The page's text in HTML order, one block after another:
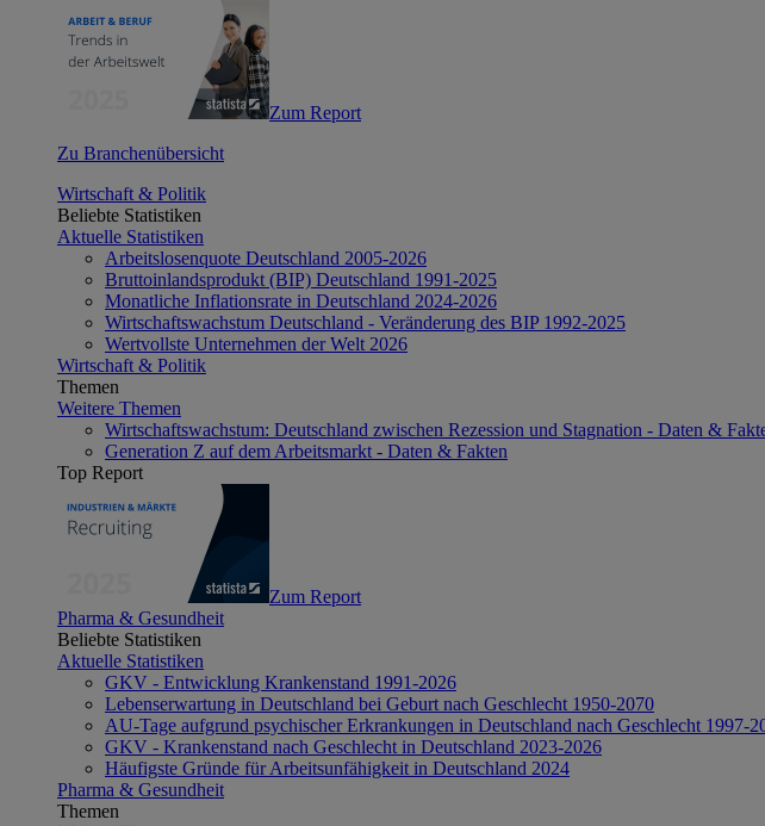
Zum Report
Zu Branchenübersicht
Wirtschaft & Politik
Beliebte Statistiken
Aktuelle Statistiken
Arbeitslosenquote Deutschland 2005-2026
Bruttoinlandsprodukt (BIP) Deutschland 1991-2025
Monatliche Inflationsrate in Deutschland 2024-2026
Wirtschaftswachstum Deutschland - Veränderung des BIP 1992-2025
Wertvollste Unternehmen der Welt 2026
Wirtschaft & Politik
Themen
Weitere Themen
Wirtschaftswachstum: Deutschland zwischen Rezession und Stagnation - Daten &
Generation Z auf dem Arbeitsmarkt - Daten & Fakten
Top Report
Zum Report
Pharma & Gesundheit
Beliebte Statistiken
Aktuelle Statistiken
GKV - Entwicklung Krankenstand 1991-2026
Lebenserwartung in Deutschland bei Geburt nach Geschlecht 1950-2070
AU-Tage aufgrund psychischer Erkrankungen in Deutschland nach Geschlecht 1997-
GKV - Krankenstand nach Geschlecht in Deutschland 2023-2026
Häufigste Gründe für Arbeitsunfähigkeit in Deutschland 2024
Pharma & Gesundheit
Themen